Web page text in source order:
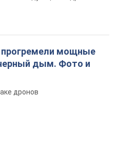
прогремели мощные
дым. Фото и
дронов